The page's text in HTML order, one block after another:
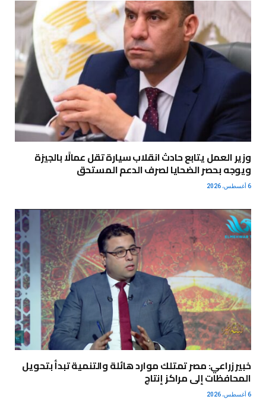
وزير العمل يتابع حادث انقلاب سيارة تقل عمالًا بالجيزة
ويوجه بحصر الضحايا لصرف الدعم المستحق
6 أغسطس، 2026
خبير زراعي: مصر تمتلك موارد هائلة والتنمية تبدأ بتحويل
المحافظات إلى مراكز إنتاج
6 أغسطس، 2026